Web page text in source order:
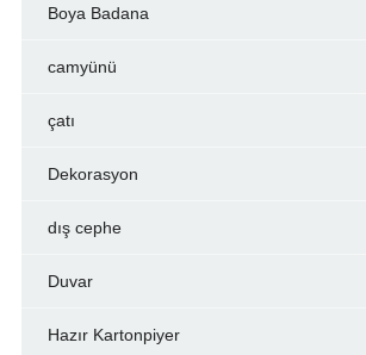
Boya Badana
camyünü
çatı
Dekorasyon
dış cephe
Duvar
Hazır Kartonpiyer